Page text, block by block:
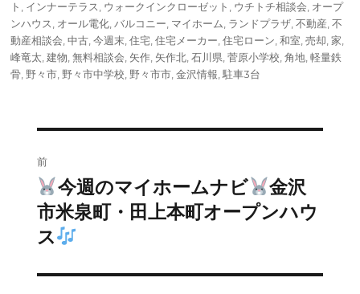
稿
者
稿
日:
グ
ト
インナーテラス ウォークインクローゼット ウチトチ相談会 オープ
ンハウス オール電化 バルコニー マイホーム ランドプラザ ,不動産 ,不
動産相談会 ,中古 ,今週末 ,住宅 ,住宅メーカー ,住宅ローン ,和室 ,売却 ,家
峰竜太 ,建物 ,無料相談会 矢作 矢作北 ,石川県 ,菅原小学校 ,角地 ,軽量鉄
骨 野々市 野々市中学校 野々市市 ,金沢情報 ,駐車3台
稿
ナ
ビ
ゲ
前
前
の
投
今週のマイホームナビ
金沢
市米泉町・田上本町オープンハウ
ス